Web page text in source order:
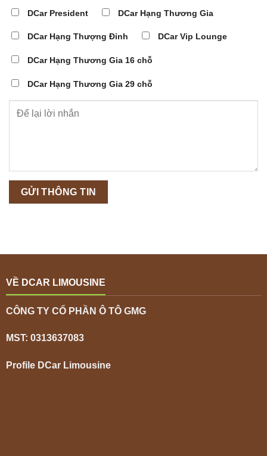
DCar President
DCar Hạng Thương Gia
DCar Hạng Thượng Đỉnh DCar Vip Lounge
DCar Hạng Thương Gia 16 chỗ
DCar Hạng Thương Gia 29 chỗ
VỀ DCAR LIMOUSINE
CÔNG TY CỔ PHẦN Ô TÔ GMG
MST: 0313637083
Profile DCar Limousine